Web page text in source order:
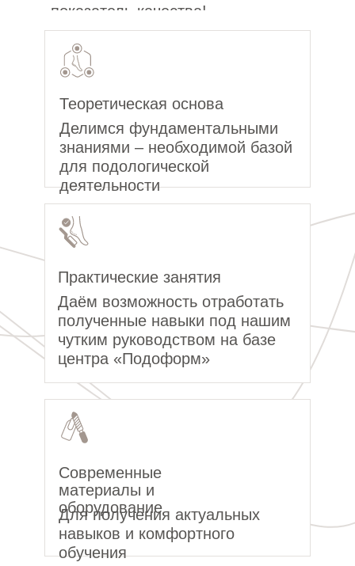
показатель качества!
Теоретическая основа
Делимся фундаментальными
знаниями – необходимой базой
для подологической
деятельности
Практические занятия
Даём возможность отработать
полученные навыки под нашим
чутким руководством на базе
центра «Подоформ»
Современные
материалы и
оборудование
Для получения актуальных
навыков и комфортного
обучения